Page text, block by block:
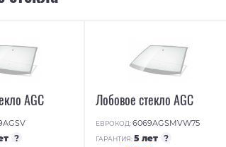
AGC
?
Лобовое стекло AGC
ЕВРОКОД:6069AGSMVW75
ГАРАНТИЯ:5 лет ?